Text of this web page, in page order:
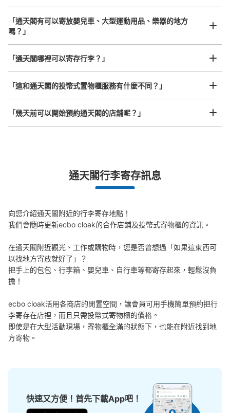
中等的:12/ ¥300
付款方式
現金
查看此投幣式儲物櫃的位置
天王寺動物園コインロッカー①
从大阪メトロ堺筋線動物園前駅站步行7分钟。
本日營業時間:09:30〜17:00
可保管的行李數
大的:4/ ¥600 中等的:6 / ¥500小的 30/ ¥300
付款方式
查看此投幣式儲物櫃的位置
新世界ゲートより入ってすぐ左側にある。 1000円札・
500円玉の両替機あり
放下行李，愉快度過一整天！
任何尺寸的行李都OK
樂器、嬰兒車、腳踏車等，只要是1個人能搬運的行李尺寸就OK
發生行李破損、被偷等狀況時安心有保障
「通天閣有可以寄放嬰兒車、大型運動用品、樂器的地方
嗎？」
「通天閣哪裡可以寄存行李？」
「這和通天閣的投幣式置物櫃服務有什麼不同？」
「幾天前可以開始預約通天閣的店舖呢？」
通天閣行李寄存訊息
向您介紹通天閣附近的行李寄存地點！
我們會隨時更新ecbo cloak的合作店鋪及投幣式寄物櫃的資訊。
在通天閣附近觀光、工作或購物時，您是否曾想過「如果這東西可
以找地方寄放就好了」？
把手上的包包、行李箱、嬰兒車、自行車等都寄存起來，輕鬆沒負
擔！
ecbo cloak活用各商店的閒置空間，讓會員可用手機簡單預約把行
李寄存在店裡，而且只需投幣式寄物櫃的價格。
即使是在大型活動現場，寄物櫃全滿的狀態下，也能在附近找到地
方寄物。
快速又方便！首先下載App吧！